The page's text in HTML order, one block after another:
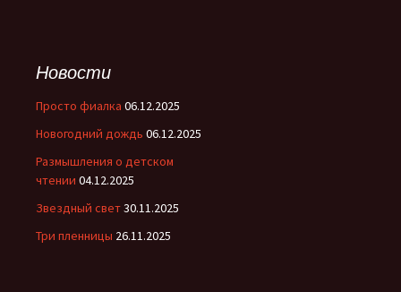
Новости
Просто фиалка 06.12.2025
Новогодний дождь 06.12.2025
Размышления о детском
чтении 04.12.2025
Звездный свет30.11.2025
Три пленницы 26.11.2025